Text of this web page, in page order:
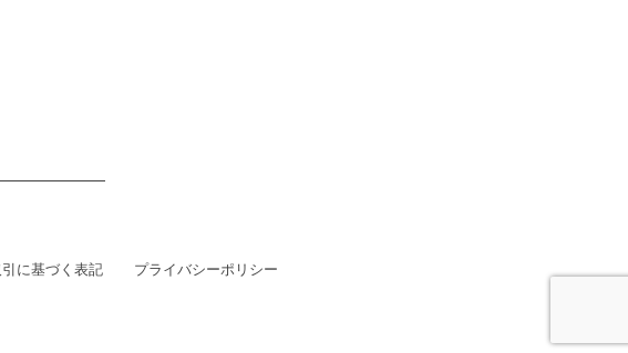
に基づく表記 プライバシーポリシー